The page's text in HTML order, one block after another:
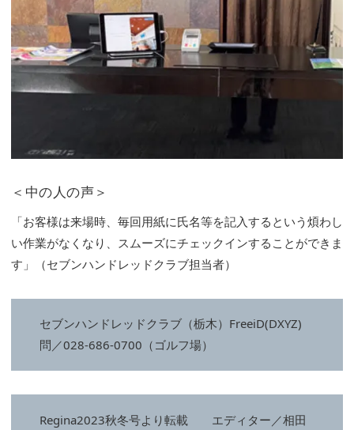
＜中の人の声＞
「お客様は来場時、毎回用紙に氏名等を記入するという煩わし
い作業がなくなり、スムーズにチェックインすることができま
す」（セブンハンドレッドクラブ担当者）
セブンハンドレッドクラブ（栃木）FreeiD(DXYZ)
問／028-686-0700（ゴルフ場）
Regina2023秋冬号より転載 エディター／相田